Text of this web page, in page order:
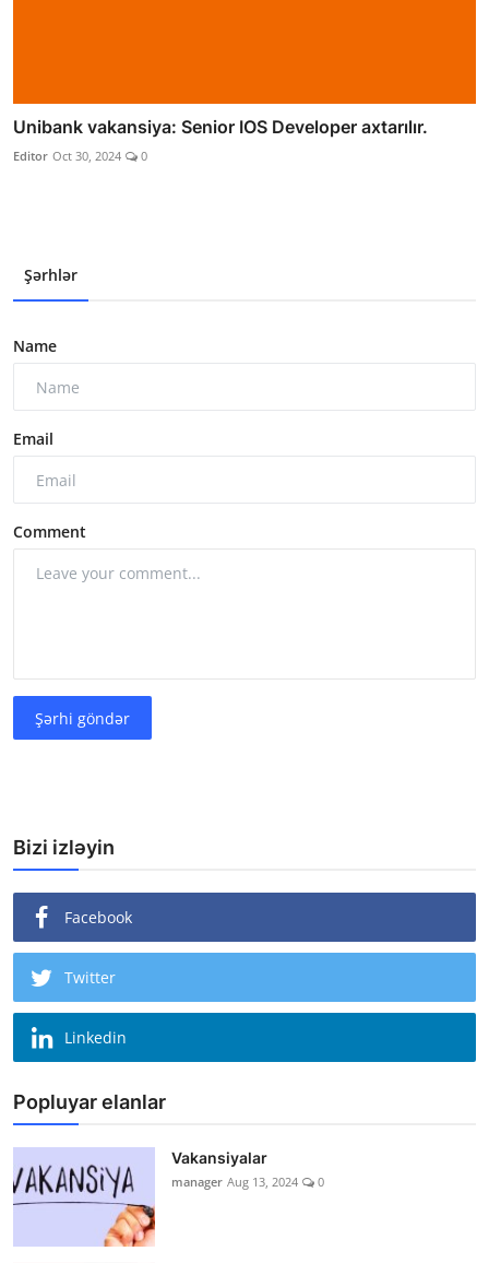
Unibank vakansiya: Senior IOS Developer axtarılır.
Editor Oct 30, 2024 0
Şərhlər
Name
Email
Comment
Şərhi göndər
Bizi izləyin
Facebook
Twitter
Linkedin
Popluyar elanlar
Vakansiyalar
manager Aug 13, 2024 0